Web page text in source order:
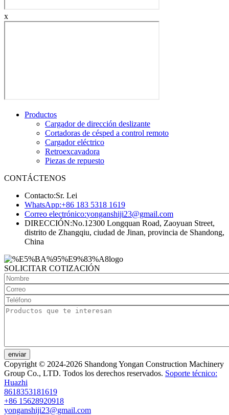
x
Productos
Cargador de dirección deslizante
Cortadoras de césped a control remoto
Cargador eléctrico
Retroexcavadora
Piezas de repuesto
CONTÁCTENOS
Contacto:Sr. Lei
WhatsApp:+86 183 5318 1619
Correo electrónico:yonganshiji23@gmail.com
DIRECCIÓN:No.12300 Longquan Road, Zaoyuan Street,
distrito de Zhangqiu, ciudad de Jinan, provincia de Shandong,
China
SOLICITAR COTIZACIÓN
enviar
Copyright © 2024-2026 Shandong Yongan Construction Machinery
Group Co., LTD. Todos los derechos reservados. Soporte técnico:
Huazhi
8618353181619
+86 15628920918
yonganshiji23@gmail.com